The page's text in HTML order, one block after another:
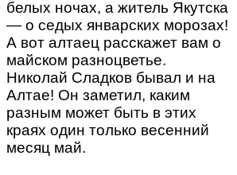
белых ночах, а житель Якутска
— о седых январских морозах!
А вот алтаец расскажет вам о
майском разноцветье.
Николай Сладков бывал и на
Алтае! Он заметил, каким
разным может быть в этих
краях один только весенний
месяц май.